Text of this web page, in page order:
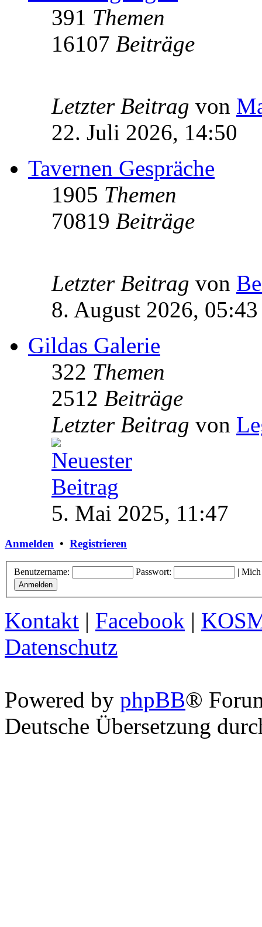
391 Themen
16107 Beiträge
Letzter Beitrag von
22. Juli 2026, 14:50
Tavernen Gespräche
1905 Themen
70819 Beiträge
Letzter Beitrag von
8. August 2026, 05:43
Gildas Galerie
322 Themen
2512 Beiträge
Letzter Beitrag von
5. Mai 2025, 11:47
Anmelden • Registrieren
Benutzername: Passwort: | Mich
Kontakt | Facebook |
Datenschutz
Powered by phpBB®
Deutsche Übersetzung